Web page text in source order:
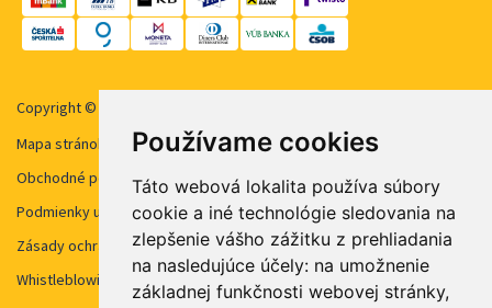
Používame cookies
Táto webová lokalita používa súbory
cookie a iné technológie sledovania na
zlepšenie vášho zážitku z prehliadania
na nasledujúce účely: na umožnenie
základnej funkčnosti webovej stránky,
Copyright © 2026 STUDENT AGENCY, s.r.o. Všechna práva vyhrazena.
Mapa stránok
Obchodné podmienky
Podmienky užívanie cookies
Zásady ochrany osobných údajov
Whistleblowing STUDENT AGENCY